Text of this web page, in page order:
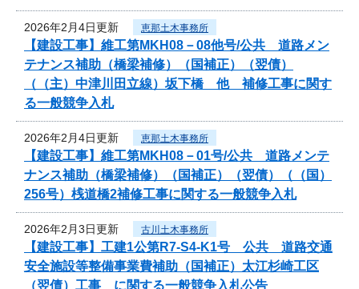
2026年2月4日更新 恵那土木事務所
【建設工事】維工第MKH08－08他号/公共 道路メン
テナンス補助（橋梁補修）（国補正）（翌債）
（（主）中津川田立線）坂下橋 他 補修工事に関す
る一般競争入札
2026年2月4日更新 恵那土木事務所
【建設工事】維工第MKH08－01号/公共 道路メンテ
ナンス補助（橋梁補修）（国補正）（翌債）（（国）
256号）桟道橋2補修工事に関する一般競争入札
2026年2月3日更新 古川土木事務所
【建設工事】工建1公第R7-S4-K1号 公共 道路交通
安全施設等整備事業費補助（国補正）太江杉崎工区
（翌債）工事 に関する一般競争入札公告